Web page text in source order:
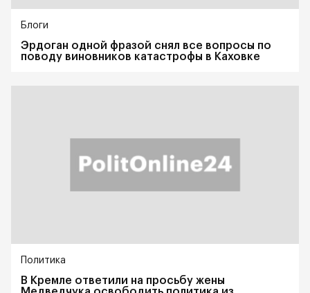
Блоги
Эрдоган одной фразой снял все вопросы по
поводу виновников катастрофы в Каховке
Политика
В Кремле ответили на просьбу жены